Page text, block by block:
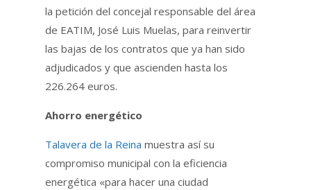
la petición del concejal responsable del área
de EATIM, José Luis Muelas, para reinvertir
las bajas de los contratos que ya han sido
adjudicados y que ascienden hasta los
226.264 euros.
Ahorro energético
Talavera de la Reina muestra así su
compromiso municipal con la eficiencia
energética «para hacer una ciudad